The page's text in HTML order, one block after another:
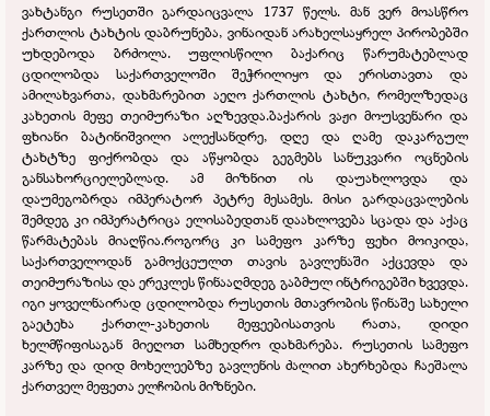
ვახტანგი რუსეთში გარდაიცვალა 1737 წელს. მან ვერ მოასწრო
ქართლის ტახტის დაბრუნება, ვინაიდან არახელსაყრელ პირობებში
უხდებოდა ბრძოლა. უფლისწილი ბაქარიც წარუმატებლად
ცდილობდა საქართველოში შეჭრილიყო და ერისთავთა და
ამილახვართა, დახმარებით აეღო ქართლის ტახტი, რომელზედაც
კახეთის მეფე თეიმურაზი აღზევდა.ბაქარის ვაჟი მოუსვენარი და
ფხიანი ბატინიშვილი ალექსანდრე, დღე და ღამე დაკარგულ
ტახტზე ფიქრობდა და აწყობდა გეგმებს სანუკვარი ოცნების
განსახორციელებლად. ამ მიზნით ის დაუახლოვდა და
დაუმეგობრდა იმპერატორ პეტრე მესამეს. მისი გარდაცვალების
შემდეგ კი იმპერატრიცა ელისაბედთან დაახლოვება სცადა და აქაც
წარმატებას მიაღწია.როგორც კი სამეფო კარზე ფეხი მოიკიდა,
საქართველოდან გამოქცეულთ თავის გავლენაში აქცევდა და
თეიმურაზისა და ერეკლეს წინააღმდეგ გაბმულ ინტრიგებში ხვევდა.
იგი ყოველნაირად ცდილობდა რუსეთის მთავრობის წინაშე სახელი
გაეტეხა ქართლ-კახეთის მეფეებისათვის რათა, დიდი
ხელმწიფისაგან მიეღოთ სამხედრო დახმარება. რუსეთის სამეფო
კარზე და დიდ მოხელეებზე გავლენის ძალით ახერხებდა ჩაეშალა
ქართველ მეფეთა ელჩობის მიზნები.